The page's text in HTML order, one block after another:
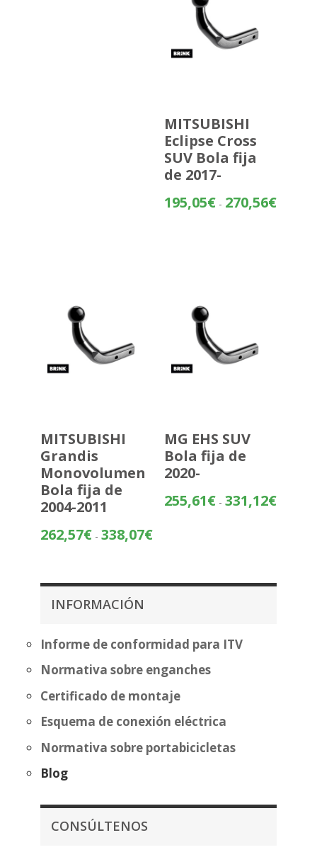
MITSUBISHI
Eclipse Cross
SUV Bola fija
de 2017-
195,05€ - 270,56€Rango
MITSUBISHI
Grandis
Monovolumen
Bola fija de
2004-2011
262,57€ - 338,07€Rango
MG EHS SUV
Bola fija de
2020-
255,61€ - 331,12€Rango
INFORMACIÓN
Informe de conformidad para ITV
Normativa sobre enganches
Certificado de montaje
Esquema de conexión eléctrica
Normativa sobre portabicicletas
Blog
CONSÚLTENOS